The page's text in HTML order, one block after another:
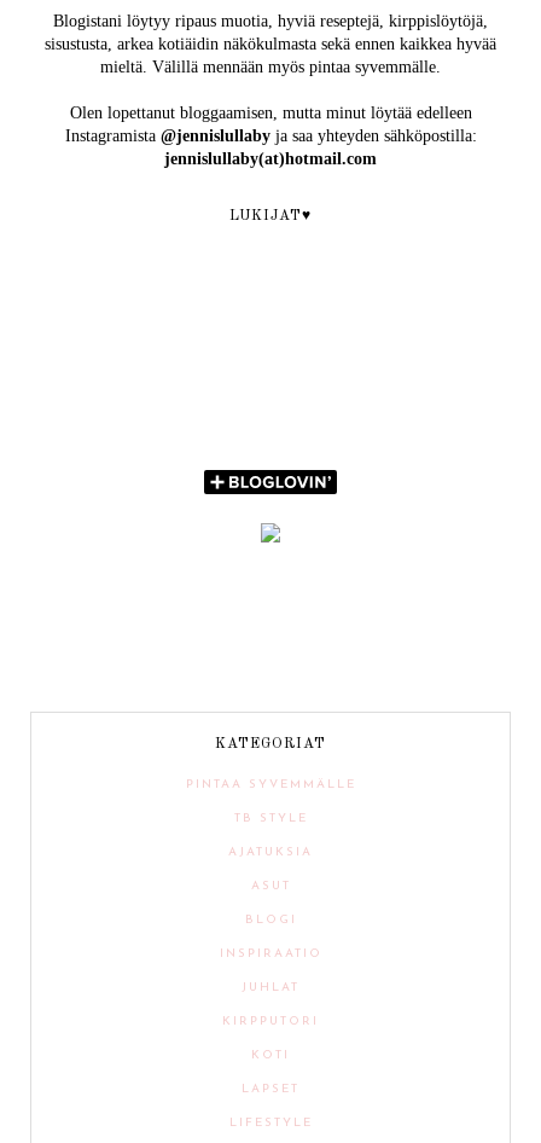
Blogistani löytyy ripaus muotia, hyviä reseptejä, kirppislöytöjä,
sisustusta, arkea kotiäidin näkökulmasta sekä ennen kaikkea hyvää
mieltä. Välillä mennään myös pintaa syvemmälle.
Olen lopettanut bloggaamisen, mutta minut löytää edelleen
Instagramista @jennislullabyja saa yhteyden sähköpostilla:
jennislullaby(at)hotmail.com
LUKIJAT♥
KATEGORIAT
PINTAA SYVEMMÄLLE
TB STYLE
AJATUKSIA
ASUT
BLOGI
INSPIRAATIO
JUHLAT
KIRPPUTORI
KOTI
LAPSET
LIFESTYLE